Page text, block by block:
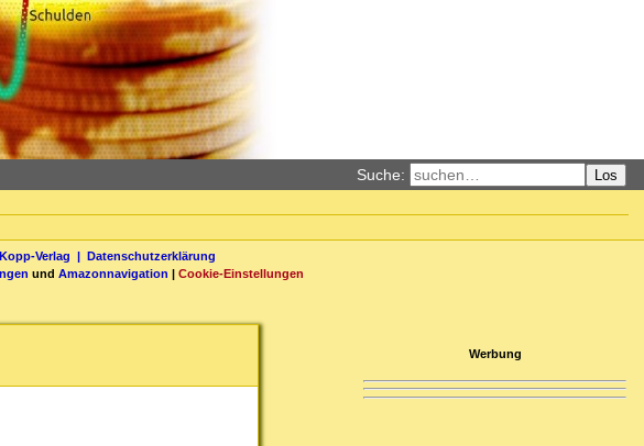
Suche: Los
Verlag | Datenschutzerklärung
und Amazonnavigation | Cookie-Einstellungen
Werbung